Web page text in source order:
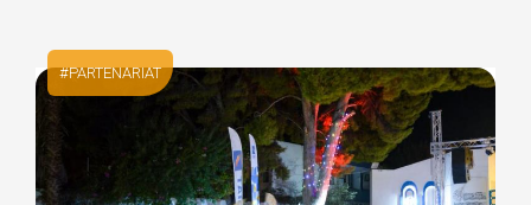
PARTENARIAT